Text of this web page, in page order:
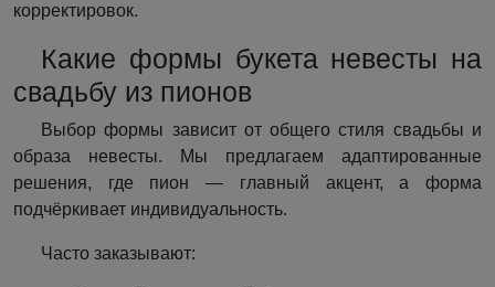
корректировок.
Какие формы букета невесты на
свадьбу из пионов
Выбор формы зависит от общего стиля свадьбы и
образа невесты. Мы предлагаем адаптированные
решения, где пион — главный акцент, а форма
подчёркивает индивидуальность.
Часто заказывают: